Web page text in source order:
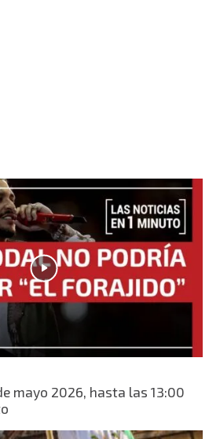
mayo 2026, hasta las 13:00